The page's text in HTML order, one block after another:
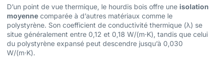
D’un point de vue thermique, le hourdis bois offre une isolation
moyenne comparée à d’autres matériaux comme le
polystyrène. Son coefficient de conductivité thermique (λ) se
situe généralement entre 0,12 et 0,18 W/(m·K), tandis que celui
du polystyrène expansé peut descendre jusqu’à 0,030
W/(m·K).